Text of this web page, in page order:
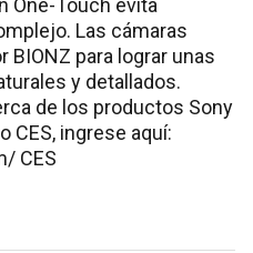
One-Touch evita
Las cámaras
para lograr unas
y detallados.
de los productos Sony
CES, ingrese aquí:
CES